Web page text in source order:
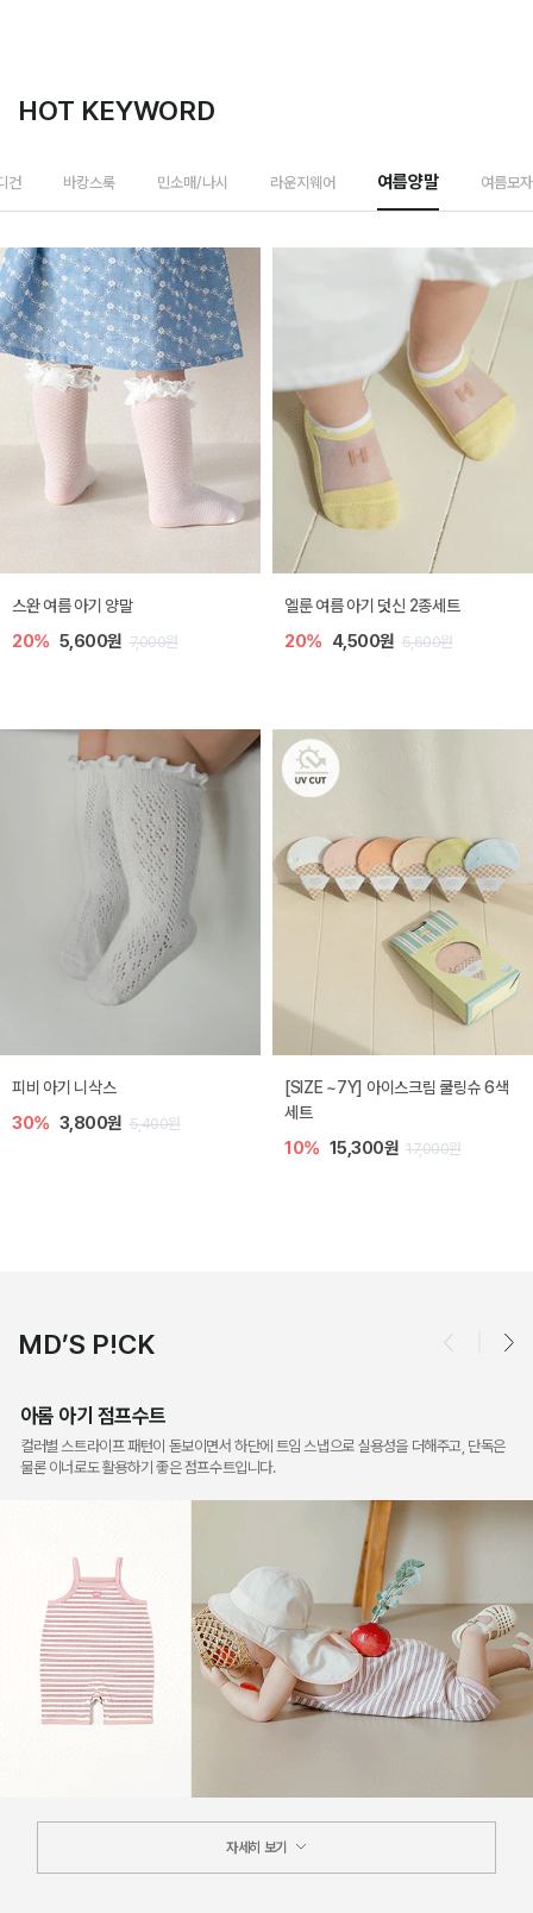
HOT KEYWORD
건 바캉스룩 민소매/나시 라운지웨어 여름양말 여름모자
[SIZE ~6Y] 토트 아기 밀짚 썬캡
30% 9,100원 13,000원
[SIZE ~6Y] 어썸 여름 볼캡
30% 14,300원 20,400원
델린 아기 라피아 파나마햇
40% 11,200원 18,600원
체니 아기 썬햇
40%
MD’S P!CK
아롬 아기 점프수트
컬러별 스트라이프 패턴이 돋보이면서 하단에 트임 스냅으로 실용성을 더해주고, 단독은
물론 이너로도 활용하기 좋은 점프수트입니다.
자세히 보기